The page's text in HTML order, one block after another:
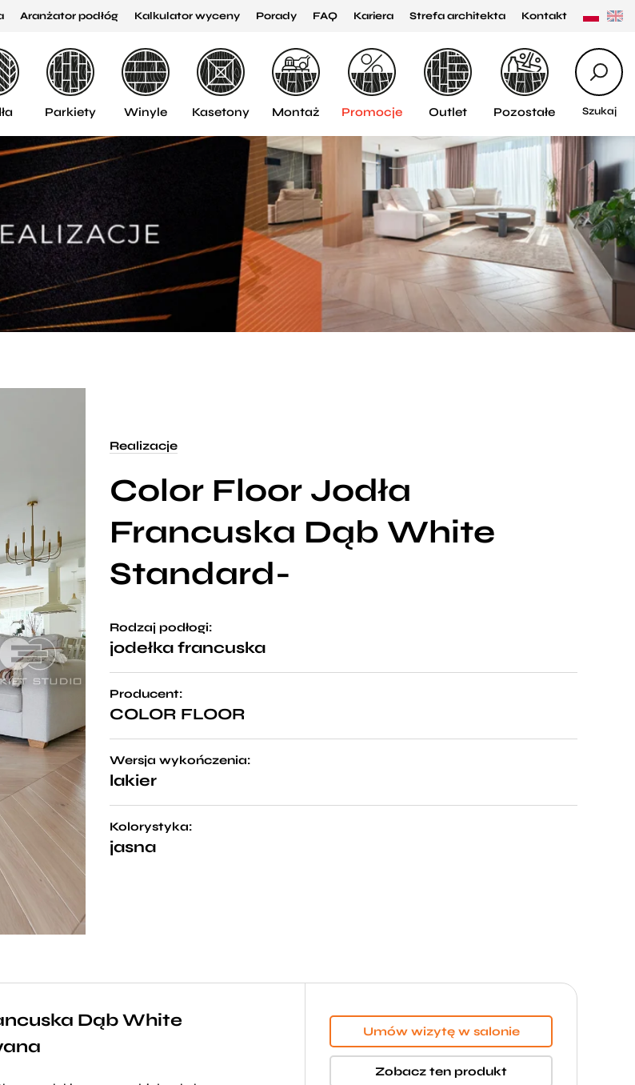
Aranżator podłóg Kalkulator wyceny Porady FAQ Kariera Strefa architekta Kontakt
Szukaj
Parkiety Winyle Kasetony Montaż Promocje Outlet Pozostałe
Realizacje
Color Floor Jodła
Francuska Dąb White
Standard-
Rodzaj podłogi:
jodełka francuska
Producent:
COLOR FLOOR
Wersja wykończenia:
lakier
Kolorystyka:
jasna
Dąb White
Umów wizytę w salonie
Zobacz ten produkt